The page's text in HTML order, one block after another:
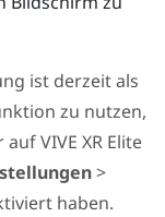
ist derzeit als
zu nutzen,
aufVIVE XR Elite
>
haben.